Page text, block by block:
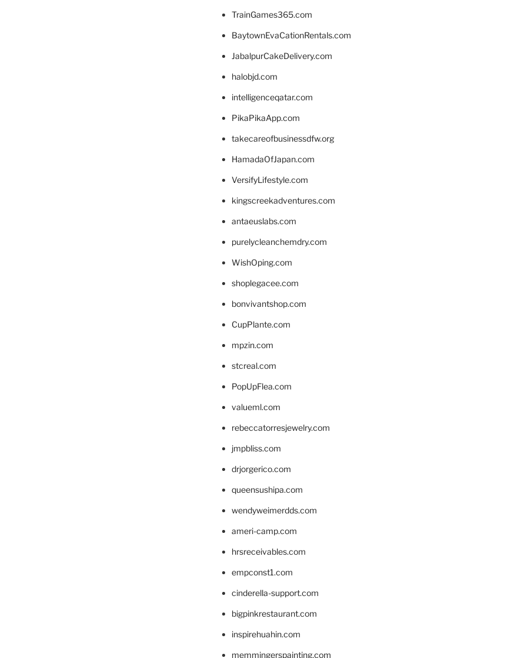
TrainGames365.com
BaytownEvaCationRentals.com
JabalpurCakeDelivery.com
halobjd.com
intelligenceqatar.com
PikaPikaApp.com
takecareofbusinessdfw.org
HamadaOfJapan.com
VersifyLifestyle.com
kingscreekadventures.com
antaeuslabs.com
purelycleanchemdry.com
WishOping.com
shoplegacee.com
bonvivantshop.com
CupPlante.com
mpzin.com
stcreal.com
PopUpFlea.com
valueml.com
rebeccatorresjewelry.com
jmpbliss.com
drjorgerico.com
queensushipa.com
wendyweimerdds.com
ameri-camp.com
hrsreceivables.com
empconst1.com
cinderella-support.com
bigpinkrestaurant.com
inspirehuahin.com
memmingerspainting.com